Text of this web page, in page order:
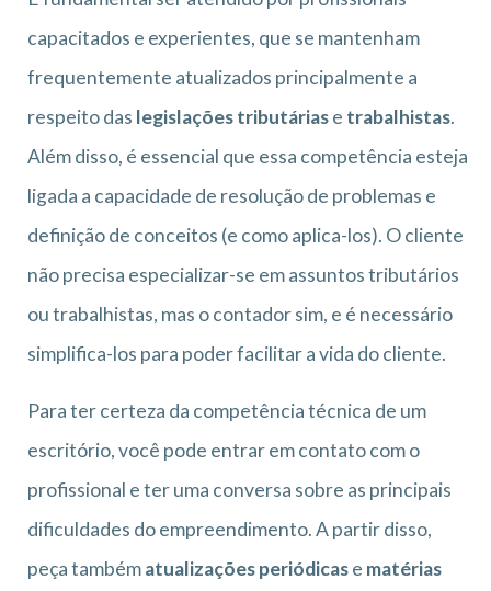
capacitados e experientes, que se mantenham
frequentemente atualizados principalmente a
respeito das legislações tributáriase trabalhistas.
Além disso, é essencial que essa competência esteja
ligada a capacidade de resolução de problemas e
definição de conceitos (e como aplica-los). O cliente
não precisa especializar-se em assuntos tributários
ou trabalhistas, mas o contador sim, e é necessário
simplifica-los para poder facilitar a vida do cliente.
Para ter certeza da competência técnica de um
escritório, você pode entrar em contato com o
profissional e ter uma conversa sobre as principais
dificuldades do empreendimento. A partir disso,
peça tambématualizações periódicase matérias